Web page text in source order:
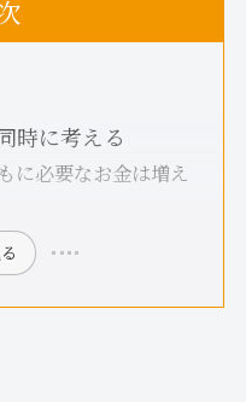
時に考える
に必要なお金は増え